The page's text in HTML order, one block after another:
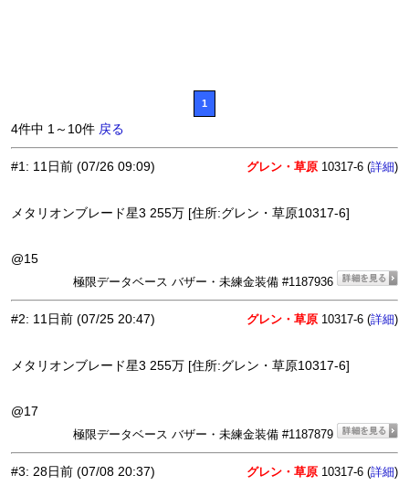
1
4件中 1～10件 戻る
#1: 11日前 (07/26 09:09) グレン・草原 10317-6 (詳細)
メタリオンブレード星3 255万 [住所:グレン・草原10317-6]
@15
極限データベース バザー・未練金装備 #1187936
#2: 11日前 (07/25 20:47) グレン・草原 10317-6 (詳細)
メタリオンブレード星3 255万 [住所:グレン・草原10317-6]
@17
極限データベース バザー・未練金装備 #1187879
#3: 28日前 (07/08 20:37) グレン・草原 10317-6 (詳細)